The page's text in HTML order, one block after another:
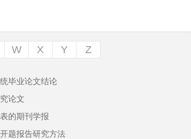
W X Y Z
毕业论文结论
论文
的期刊学报
题报告研究方法